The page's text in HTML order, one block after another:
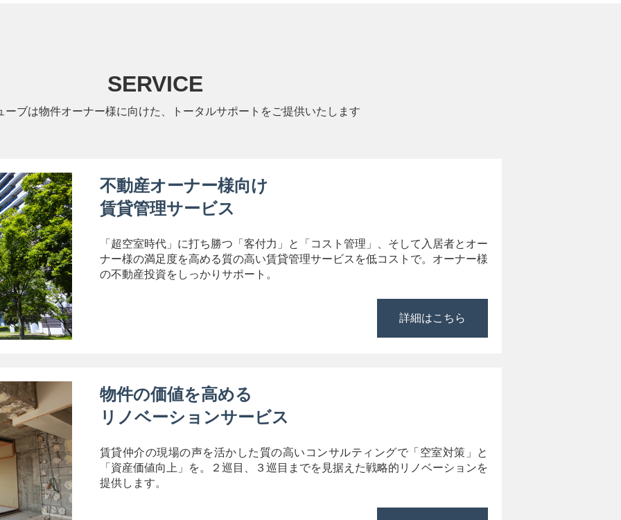
SERVICE
ーブは物件オーナー様に向けた、トータルサポートをご提供いたします
不動産オーナー様向け
賃貸管理サービス
「超空室時代」に打ち勝つ「客付力」と「コスト管理」、そして入居者とオー
ナー様の満足度を高める質の高い賃貸管理サービスを低コストで。オーナー様
の不動産投資をしっかりサポート。
詳細はこちら
物件の価値を高める
リノベーションサービス
賃貸仲介の現場の声を活かした質の高いコンサルティングで「空室対策」と
「資産価値向上」を。２巡目、３巡目までを見据えた戦略的リノベーションを
提供します。